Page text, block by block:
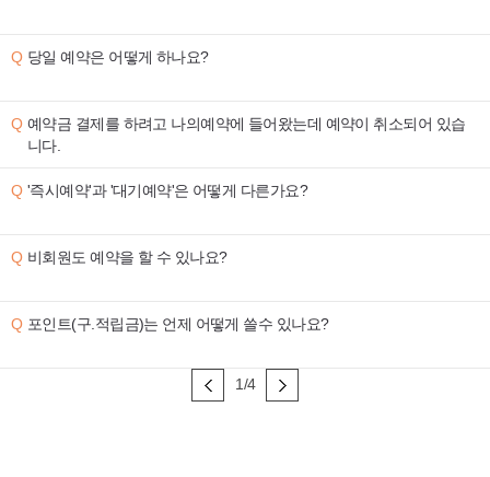
당일 예약은 어떻게 하나요?
예약금 결제를 하려고 나의예약에 들어왔는데 예약이 취소되어 있습
니다.
'즉시예약'과 '대기예약'은 어떻게 다른가요?
비회원도 예약을 할 수 있나요?
포인트(구.적립금)는 언제 어떻게 쓸수 있나요?
1/4